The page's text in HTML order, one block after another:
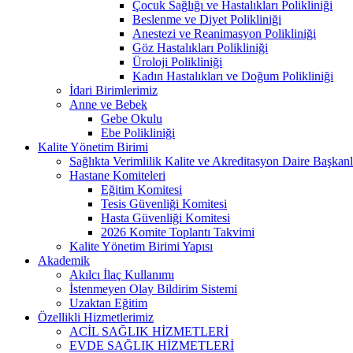
Çocuk Sağlığı ve Hastalıkları Polikliniği
Beslenme ve Diyet Polikliniği
Anestezi ve Reanimasyon Polikliniği
Göz Hastalıkları Polikliniği
Üroloji Polikliniği
Kadın Hastalıkları ve Doğum Polikliniği
İdari Birimlerimiz
Anne ve Bebek
Gebe Okulu
Ebe Polikliniği
Kalite Yönetim Birimi
Sağlıkta Verimlilik Kalite ve Akreditasyon Daire
Hastane Komiteleri
Eğitim Komitesi
Tesis Güvenliği Komitesi
Hasta Güvenliği Komitesi
2026 Komite Toplantı Takvimi
Kalite Yönetim Birimi Yapısı
Akademik
Akılcı İlaç Kullanımı
İstenmeyen Olay Bildirim Sistemi
Uzaktan Eğitim
Özellikli Hizmetlerimiz
ACİL SAĞLIK HİZMETLERİ
EVDE SAĞLIK HİZMETLERİ